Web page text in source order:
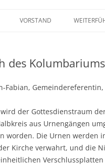
VORSTAND
des
Fabian,
der Gottesdienstraum
aus Urnengängen
worden. Die Urnen werden
Kirche verwahrt, und die